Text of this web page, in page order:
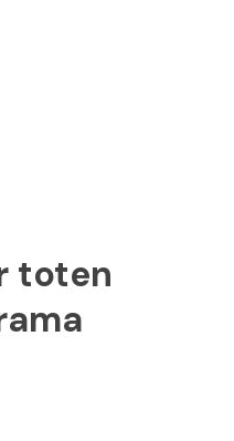
toten